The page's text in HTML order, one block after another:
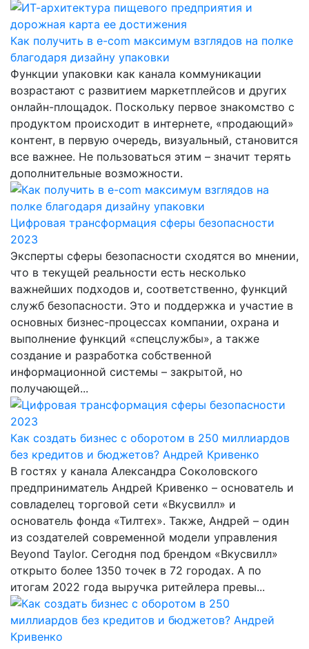
Как получить в e-com максимум взглядов на полке
благодаря дизайну упаковки
Функции упаковки как канала коммуникации
возрастают с развитием маркетплейсов и других
онлайн-площадок. Поскольку первое знакомство с
продуктом происходит в интернете, «продающий»
контент, в первую очередь, визуальный, становится
все важнее. Не пользоваться этим – значит терять
дополнительные возможности.
Цифровая трансформация сферы безопасности
2023
Эксперты сферы безопасности сходятся во мнении,
что в текущей реальности есть несколько
важнейших подходов и, соответственно, функций
служб безопасности. Это и поддержка и участие в
основных бизнес-процессах компании, охрана и
выполнение функций «спецслужбы», а также
создание и разработка собственной
информационной системы – закрытой, но
получающей...
Как создать бизнес с оборотом в 250 миллиардов
без кредитов и бюджетов? Андрей Кривенко
В гостях у канала Александра Соколовского
предприниматель Андрей Кривенко – основатель и
совладелец торговой сети «Вкусвилл» и
основатель фонда «Тилтех». Также, Андрей – один
из создателей современной модели управления
Beyond Taylor. Сегодня под брендом «Вкусвилл»
открыто более 1350 точек в 72 городах. А по
итогам 2022 года выручка ритейлера превы...